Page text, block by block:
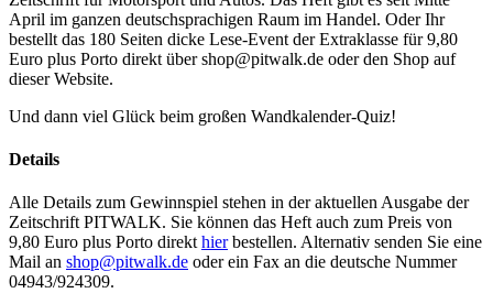
April im ganzen deutschsprachigen Raum im Handel. Oder Ihr
bestellt das 180 Seiten dicke Lese-Event der Extraklasse für 9,80
Euro plus Porto direkt über shop@pitwalk.de oder den Shop auf
dieser Website.
Und dann viel Glück beim großen Wandkalender-Quiz!
Details
Alle Details zum Gewinnspiel stehen in der aktuellen Ausgabe der
Zeitschrift PITWALK. Sie können das Heft auch zum Preis von
9,80 Euro plus Porto direkt hierbestellen. Alternativ senden Sie eine
Mail an shop@pitwalk.de oder ein Fax an die deutsche Nummer
04943/924309.